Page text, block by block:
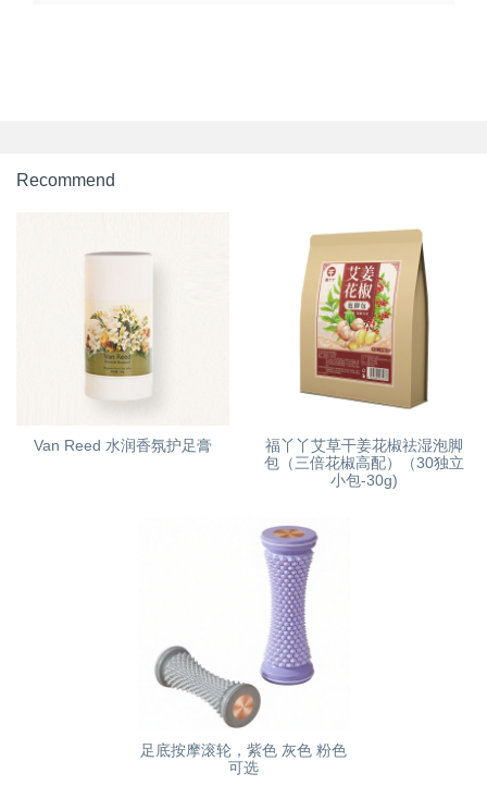
Recommend
Van Reed 水润香氛护足膏
福丫丫艾草干姜花椒祛湿泡脚
包（三倍花椒高配）（30独立
小包-30g)
足底按摩滚轮，紫色 灰色 粉色
可选